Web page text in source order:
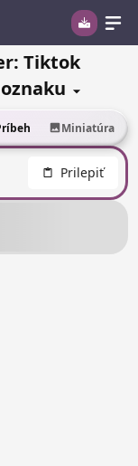
Tiktok
Miniatúra
Prilepiť